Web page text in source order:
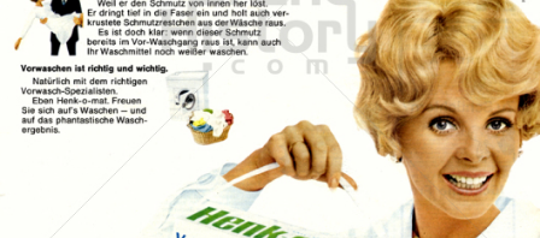
Henk-o-mat
Henkel Central Eastern Europe GmbH
1969